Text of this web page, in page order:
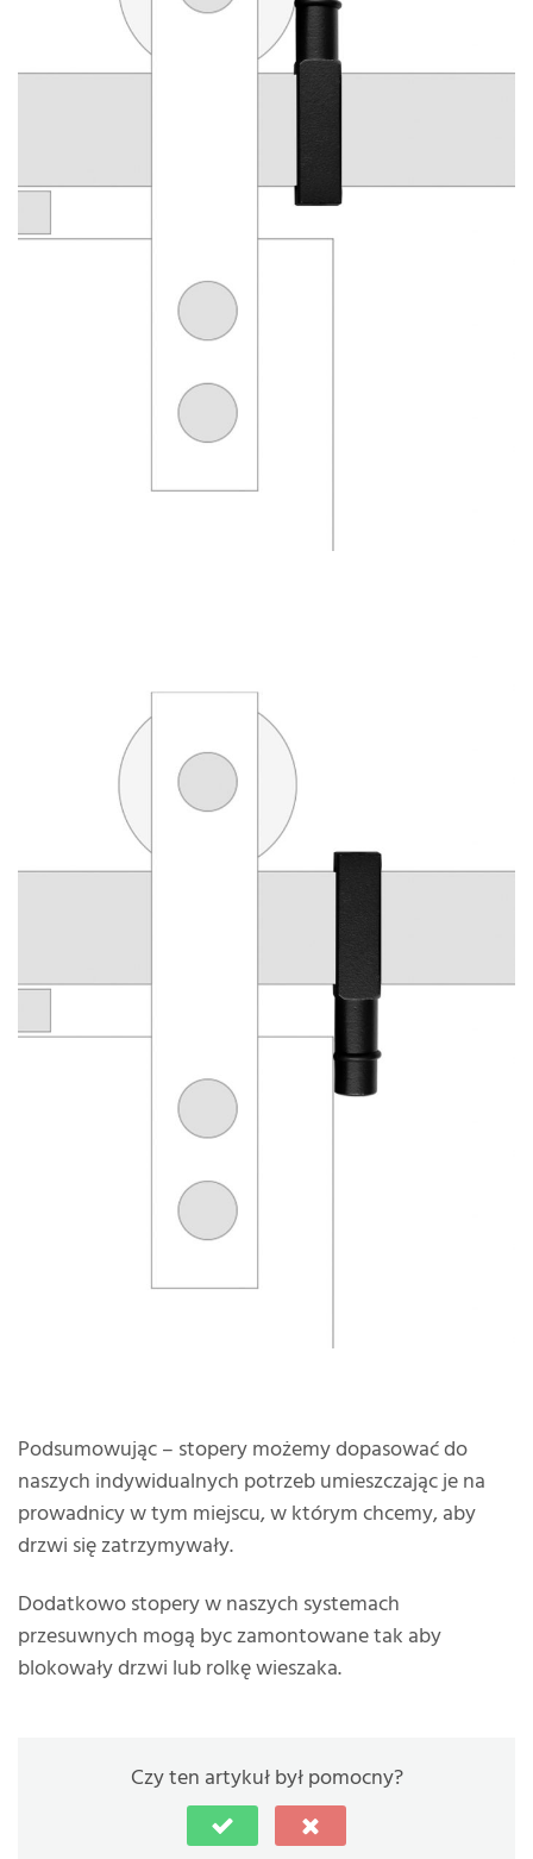
Podsumowując – stopery możemy dopasować do
naszych indywidualnych potrzeb umieszczając je na
prowadnicy w tym miejscu, w którym chcemy, aby
drzwi się zatrzymywały.
Dodatkowo stopery w naszych systemach
przesuwnych mogą byc zamontowane tak aby
blokowały drzwi lub rolkę wieszaka.
Czy ten artykuł był pomocny?